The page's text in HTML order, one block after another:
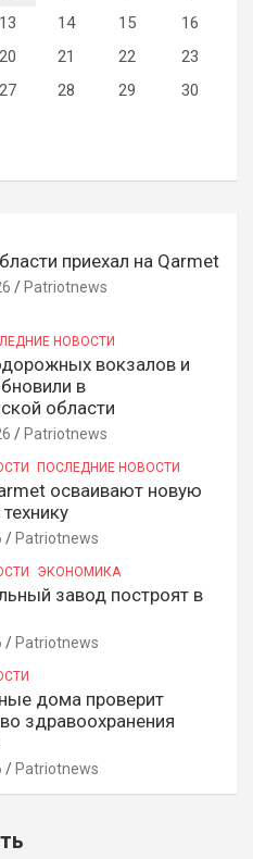
13 14 15
16
20 21 22
23
27 28 29
30
приехал на Qarmet
Patriotnews
НОВОСТИ
вокзалов и
в
области
Patriotnews
ПОСЛЕДНИЕ НОВОСТИ
осваивают новую
Patriotnews
ЭКОНОМИКА
завод построят в
Patriotnews
дома проверит
здравоохранения
Patriotnews